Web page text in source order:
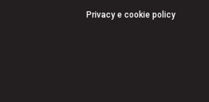
Privacy e cookie policy